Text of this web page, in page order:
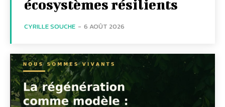
écosystèmes résilients
CYRILLE SOUCHE - 6 AOÛT 2026